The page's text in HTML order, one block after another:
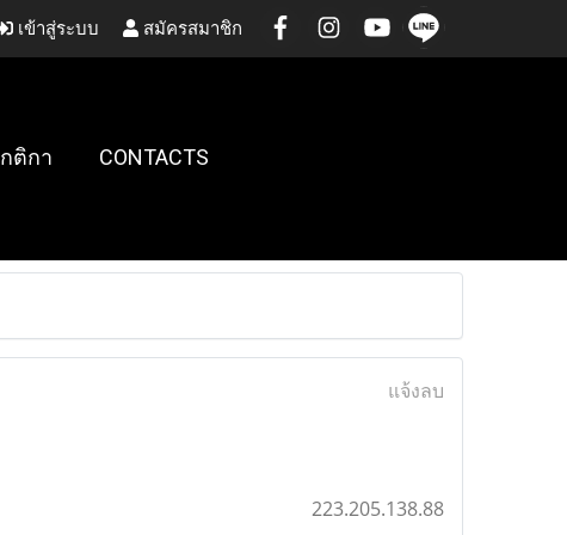
เข้าสู่ระบบ สมัครสมาชิก
กติกา CONTACTS
แจ้งลบ
223.205.138.88